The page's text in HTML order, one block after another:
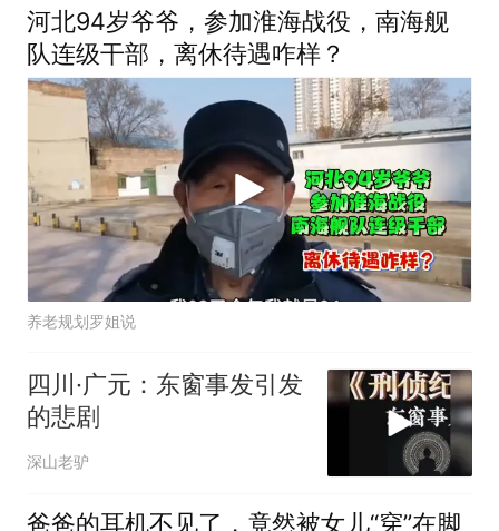
河北94岁爷爷，参加淮海战役，南海舰
队连级干部，离休待遇咋样？
养老规划罗姐说
四川·广元：东窗事发引发
的悲剧
深山老驴
爸爸的耳机不见了，竟然被女儿“穿”在脚